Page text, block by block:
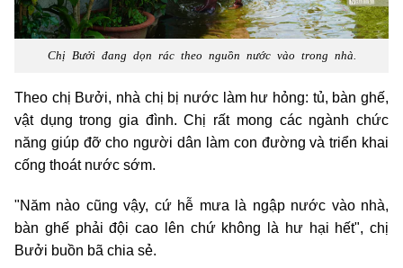
Chị Bưởi đang dọn rác theo nguồn nước vào trong nhà.
Theo chị Bưởi, nhà chị bị nước làm hư hỏng: tủ, bàn ghế,
vật dụng trong gia đình. Chị rất mong các ngành chức
năng giúp đỡ cho người dân làm con đường và triển khai
cống thoát nước sớm.
"Năm nào cũng vậy, cứ hễ mưa là ngập nước vào nhà,
bàn ghế phải đội cao lên chứ không là hư hại hết", chị
Bưởi buồn bã chia sẻ.